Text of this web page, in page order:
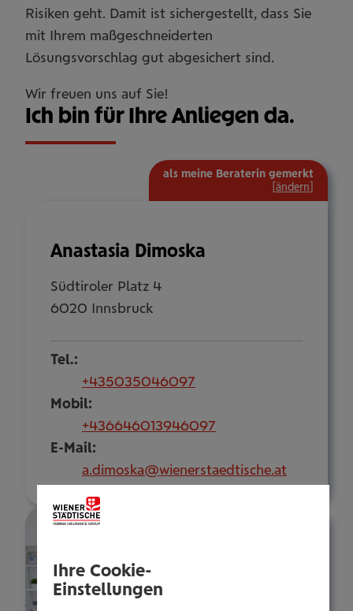
Risiken geht. Damit ist sichergestellt, dass Sie
mit Ihrem maßgeschneiderten
Lösungsvorschlag gut abgesichert sind.
Wir freuen uns auf Sie!
Ich bin für Ihre Anliegen da.
Anastasia Dimoska
Südtiroler Platz 4
6020 Innsbruck
Tel.:
+435035046097
Mobil:
+436646013946097
E-Mail:
a.dimoska@wienerstaedtische.at
als meine Beraterin gemerkt
ändern
Ihre Cookie-
Einstellungen